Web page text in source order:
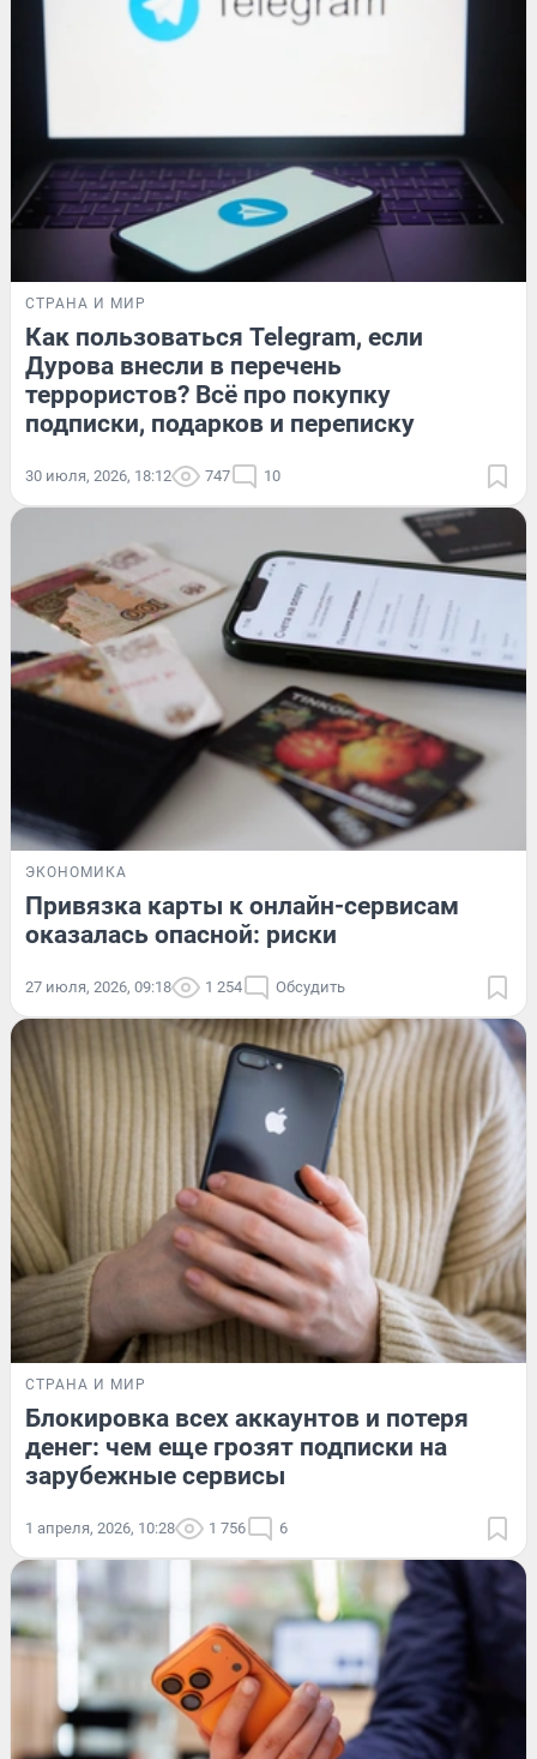
СТРАНА И МИР
Как пользоваться Telegram, если
Дурова внесли в перечень
террористов? Всё про покупку
подписки, подарков и переписку
30 июля, 2026, 18:12 747 10
ЭКОНОМИКА
Привязка карты к онлайн-сервисам
оказалась опасной: риски
27 июля, 2026, 09:18 1 254 Обсудить
СТРАНА И МИР
Блокировка всех аккаунтов и потеря
денег: чем еще грозят подписки на
зарубежные сервисы
1 апреля, 2026, 10:28 1 756 6